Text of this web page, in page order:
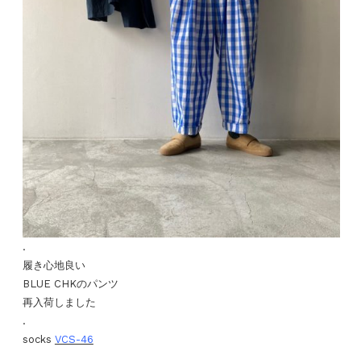
.
履き心地良い
BLUE CHKのパンツ
再入荷しました
.
socks VCS-46